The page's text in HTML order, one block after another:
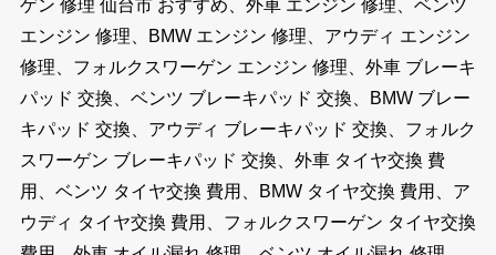
ゲン 修理 仙台市 おすすめ、外車 エンジン 修理、ベンツ
エンジン 修理、BMW エンジン 修理、アウディ エンジン
修理、フォルクスワーゲン エンジン 修理、外車 ブレーキ
パッド 交換、ベンツ ブレーキパッド 交換、BMW ブレー
キパッド 交換、アウディ ブレーキパッド 交換、フォルク
スワーゲン ブレーキパッド 交換、外車 タイヤ交換 費
用、ベンツ タイヤ交換 費用、BMW タイヤ交換 費用、ア
ウディ タイヤ交換 費用、フォルクスワーゲン タイヤ交換